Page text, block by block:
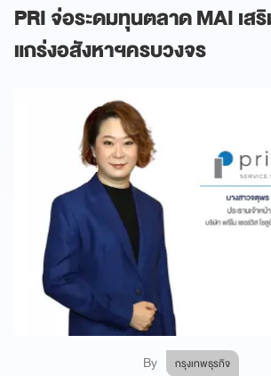
PRI จ่อระดมทุนตลาด MAI เส
แกร่งอสังหาฯครบวงจร
By กรุงเทพธุรกิจ